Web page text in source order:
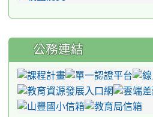
公務連結